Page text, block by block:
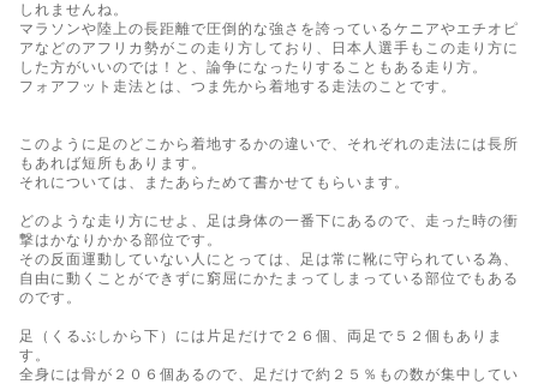
しれませんね。
マラソンや陸上の長距離で圧倒的な強さを誇っているケニアやエチオピ
アなどのアフリカ勢がこの走り方しており、日本人選手もこの走り方に
した方がいいのでは！と、論争になったりすることもある走り方。
フォアフット走法とは、つま先から着地する走法のことです。
このように足のどこから着地するかの違いで、それぞれの走法には長所
もあれば短所もあります。
それについては、またあらためて書かせてもらいます。
どのような走り方にせよ、足は身体の一番下にあるので、走った時の衝
撃はかなりかかる部位です。
その反面運動していない人にとっては、足は常に靴に守られている為、
自由に動くことができずに窮屈にかたまってしまっている部位でもある
のです。
足（くるぶしから下）には片足だけで２６個、両足で５２個もありま
す。
全身には骨が２０６個あるので、足だけで約２５％もの数が集中してい